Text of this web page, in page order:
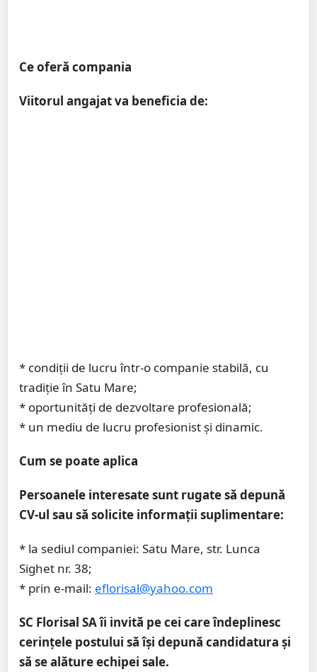
Ce oferă compania
Viitorul angajat va beneficia de:
* condiții de lucru într-o companie stabilă, cu
tradiție în Satu Mare;
* oportunități de dezvoltare profesională;
* un mediu de lucru profesionist și dinamic.
Cum se poate aplica
Persoanele interesate sunt rugate să depună
CV-ul sau să solicite informații suplimentare:
* la sediul companiei: Satu Mare, str. Lunca
Sighet nr. 38;
* prin e-mail: eflorisal@yahoo.com
SC Florisal SA îi invită pe cei care îndeplinesc
cerințele postului să își depună candidatura și
să se alăture echipei sale.